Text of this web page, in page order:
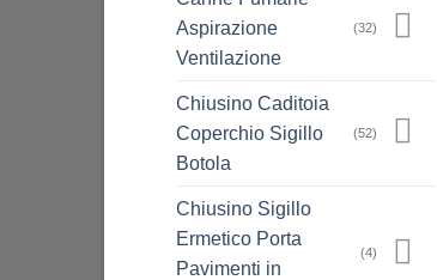
Aspirazione
Ventilazione
(32)
Chiusino Caditoia
Coperchio Sigillo
Botola
(52)
Chiusino Sigillo
Ermetico Porta
Pavimenti in
(4)